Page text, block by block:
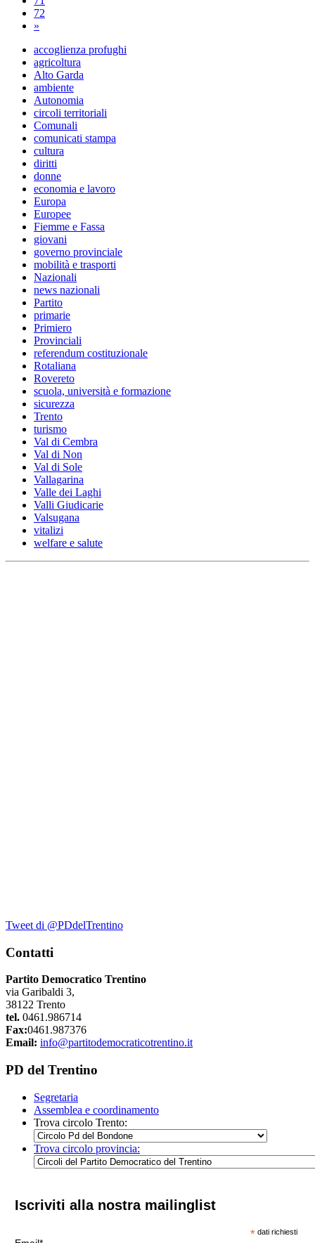
72
»
accoglienza profughi
agricoltura
Alto Garda
ambiente
Autonomia
circoli territoriali
Comunali
comunicati stampa
cultura
diritti
donne
economia e lavoro
Europa
Europee
Fiemme e Fassa
giovani
governo provinciale
mobilità e trasporti
Nazionali
news nazionali
Partito
primarie
Primiero
Provinciali
referendum costituzionale
Rotaliana
Rovereto
scuola, università e formazione
sicurezza
Trento
turismo
Val di Cembra
Val di Non
Val di Sole
Vallagarina
Valle dei Laghi
Valli Giudicarie
Valsugana
vitalizi
welfare e salute
Tweet di @PDdelTrentino
Contatti
Partito Democratico Trentino
via Garibaldi 3,
38122 Trento
tel. 0461.986714
Fax:0461.987376
Email: info@partitodemocraticotrentino.it
PD del Trentino
Segretaria
Assemblea e coordinamento
Trova circolo Trento:
Trova circolo provincia:
Iscriviti alla nostra mailinglist
* dati richiesti